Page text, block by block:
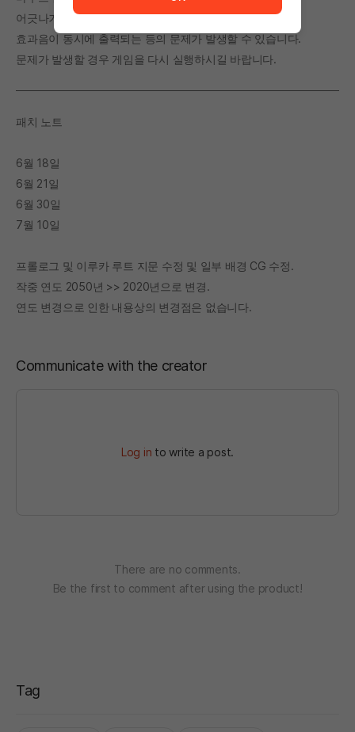
어긋나거나
효과음이 동시에 출력되는 등의 문제가 발생할 수 있습니다.
문제가 발생할 경우 게임을 다시 실행하시길 바랍니다.
패치 노트
6월 18일
6월 21일
6월 30일
7월 10일
프롤로그 및 이루카 루트 지문 수정 및 일부 배경 CG 수정.
작중 연도 2050년 >> 2020년으로 변경.
연도 변경으로 인한 내용상의 변경점은 없습니다.
Communicate with the creator
Log in to write a post.
There are no comments.
Be the first to comment after using the product!
Tag